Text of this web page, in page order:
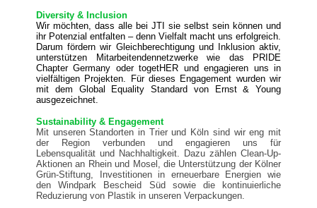
Diversity & Inclusion
Wir möchten, dass alle bei JTI sie selbst sein können und
ihr Potenzial entfalten – denn Vielfalt macht uns erfolgreich.
Darum fördern wir Gleichberechtigung und Inklusion aktiv,
unterstützen Mitarbeitendennetzwerke wie das PRIDE
Chapter Germany oder togetHER und engagieren uns in
vielfältigen Projekten. Für dieses Engagement wurden wir
mit dem Global Equality Standard von Ernst & Young
ausgezeichnet.
Sustainability & Engagement
Mit unseren Standorten in Trier und Köln sind wir eng mit
der Region verbunden und engagieren uns für
Lebensqualität und Nachhaltigkeit. Dazu zählen Clean-Up-
Aktionen an Rhein und Mosel, die Unterstützung der Kölner
Grün-Stiftung, Investitionen in erneuerbare Energien wie
den Windpark Bescheid Süd sowie die kontinuierliche
Reduzierung von Plastik in unseren Verpackungen.